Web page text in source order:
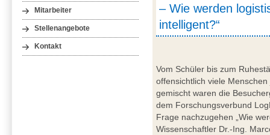
Mitarbeiter
Stellenangebote
Kontakt
– Wie werden
intelligent?“
Vom Schüler bis zum
offensichtlich viele
gemischt waren die
dem Forschungsverbund
Frage nachzugehen „Wie
Wissenschaftler Dr.-Ing.